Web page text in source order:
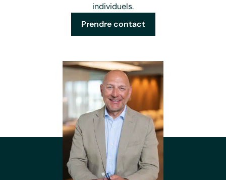
individuels.
Prendre contact